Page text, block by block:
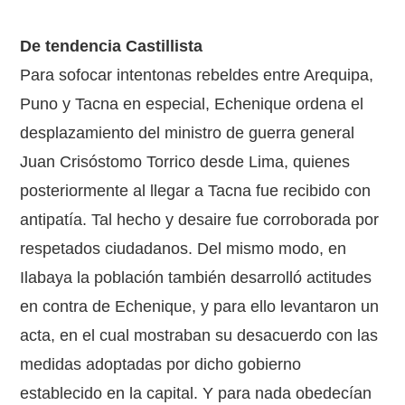
De tendencia Castillista
Para sofocar intentonas rebeldes entre Arequipa,
Puno y Tacna en especial, Echenique ordena el
desplazamiento del ministro de guerra general
Juan Crisóstomo Torrico desde Lima, quienes
posteriormente al llegar a Tacna fue recibido con
antipatía. Tal hecho y desaire fue corroborada por
respetados ciudadanos. Del mismo modo, en
Ilabaya la población también desarrolló actitudes
en contra de Echenique, y para ello levantaron un
acta, en el cual mostraban su desacuerdo con las
medidas adoptadas por dicho gobierno
establecido en la capital. Y para nada obedecían